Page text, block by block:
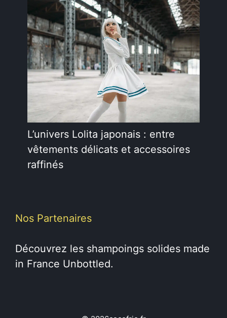
L’univers Lolita japonais : entre
vêtements délicats et accessoires
raffinés
Nos Partenaires
Découvrez les shampoings solides made
in France Unbottled.